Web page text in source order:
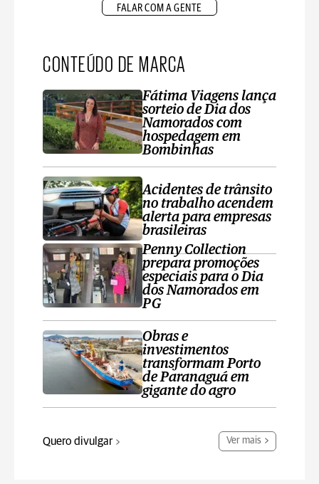
FALAR COM A GENTE
CONTEÚDO DE MARCA
Fátima Viagens lança
sorteio de Dia dos
Namorados com
hospedagem em
Bombinhas
Acidentes de trânsito
no trabalho acendem
alerta para empresas
brasileiras
Penny Collection
prepara promoções
especiais para o Dia
dos Namorados em
PG
Obras e
investimentos
transformam Porto
de Paranaguá em
gigante do agro
Quero divulgar Ver mais